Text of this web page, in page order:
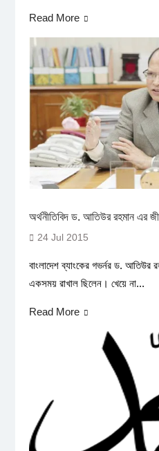
Read More
অর্থনীতিবিদ ড. আতিউর রহমান এর
24 Jul 2015
বাংলাদেশ ব্যাংকের গভর্নর ড. আতিউর
একসময় রাখাল ছিলেন। খেয়ে না...
Read More